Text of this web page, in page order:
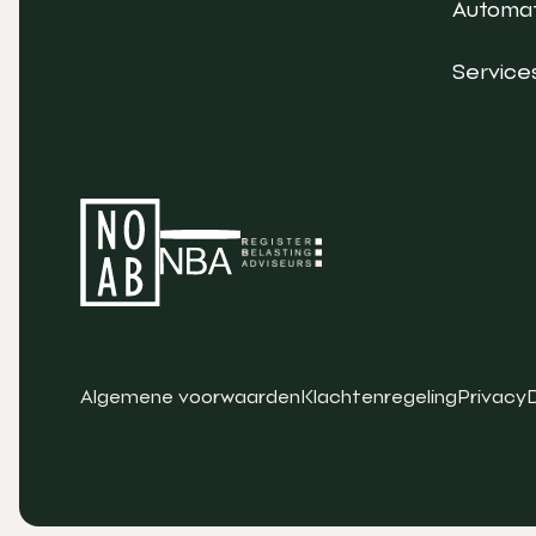
Algemene voorwaardenKlachtenregelingPrivacy